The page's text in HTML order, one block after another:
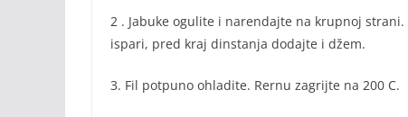
2 . Jabuke ogulite i narendajte na krupnoj
ispari, pred kraj dinstanja dodajte i džem.
3. Fil potpuno ohladite. Rernu zagrijte na 200 C.